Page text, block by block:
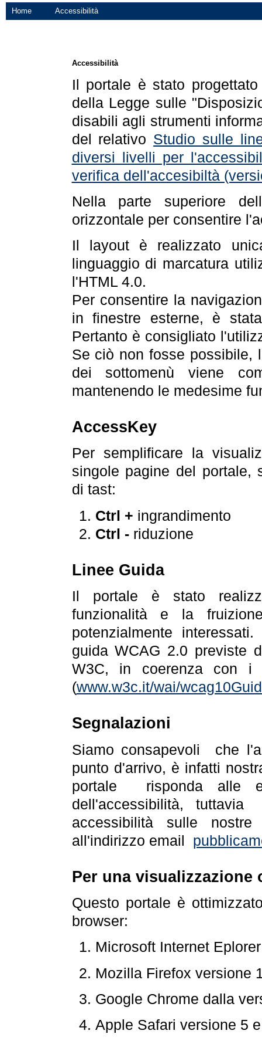
Home Accessibilità
Accessibilità
Il portale è stato
della Legge sulle
disabili agli strumenti
del relativo Studio sulle
diversi livelli per
verifica dell'accesibiltà
Nella parte superiore
orizzontale per consentire
Il layout è realizzato
linguaggio di marcatura
l'HTML 4.0.
Per consentire la
in finestre esterne, è
Pertanto è consigliato
Se ciò non fosse possibile,
dei sottomenù viene
mantenendo le medesime
AccessKey
Per semplificare la
singole pagine del portale,
di tast:
Ctrl + ingrandimento
Ctrl -riduzione
Linee Guida
Il portale è stato
funzionalità e la
potenzialmente
guida WCAG 2.0 previste
W3C, in coerenza con i
(www.w3c.it/wai/
Segnalazioni
Siamo consapevoli che
punto d'arrivo, è infatti
portale risponda alle
dell'accessibilità,
accessibilità sulle
all'indirizzo email
Per una visualizzazione
Questo portale è
browser:
Microsoft Internet
Mozilla Firefox versione
Google Chrome dalla
Apple Safari versione 5